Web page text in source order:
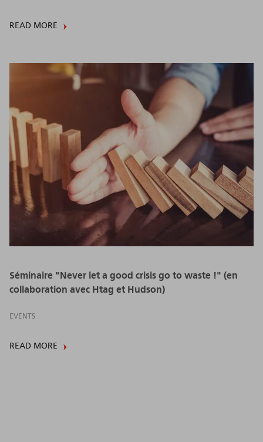
READ MORE
Séminaire "Never let a good crisis go to waste !" (en
collaboration avec Htag et Hudson)
EVENTS
READ MORE